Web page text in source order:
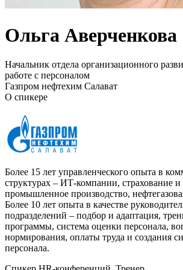
Ольга Аверченкова
Начальник отдела организационного
работе с персоналом
Газпром нефтехим Салават
О спикере
Более 15 лет управленческого опыта в
структурах – ИТ-компании, страхование и
промышленное производство,
Более 10 лет опыта в качестве
подразделений – подбор и адаптация,
программы, система оценки персонала,
нормирования, оплаты труда и создания
персонала.